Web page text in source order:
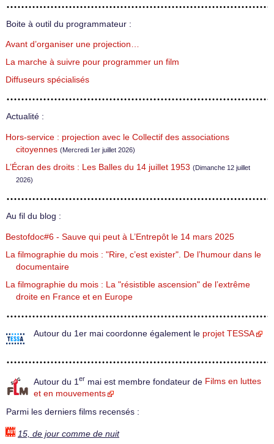
Boite à outil du programmateur :
Avant d’organiser une projection…
La marche à suivre pour programmer un film
Diffuseurs spécialisés
Actualité :
Hors-service : projection avec le Collectif des associations
citoyennes (Mercredi 1er juillet 2026)
L’Écran des droits : Les Balles du 14 juillet 1953 (Dimanche 12 juillet
2026)
Au fil du blog :
Bestofdoc#6 - Sauve qui peut à L’Entrepôt le 14 mars 2025
La filmographie du mois : "Rire, c’est exister". De l’humour dans le
documentaire
La filmographie du mois : La "résistible ascension" de l’extrême
droite en France et en Europe
Autour du 1er mai coordonne également le projet TESSA
Autour du 1 er mai est membre fondateur de Films en luttes
et en mouvements
Parmi les derniers films recensés :
15, de jour comme de nuit